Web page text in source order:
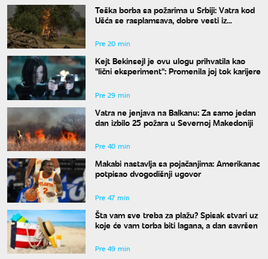
Teška borba sa požarima u Srbiji: Vatra kod
Ušća se rasplamsava, dobre vesti iz
Pre 20 min
Kejt Bekinsejl je ovu ulogu prihvatila kao
"lični eksperiment": Promenila joj tok karijere
Pre 29 min
Vatra ne jenjava na Balkanu: Za samo jedan
dan izbilo 25 požara u Severnoj Makedoniji
Pre 40 min
Makabi nastavlja sa pojačanjima: Amerikanac
potpisao dvogodišnji ugovor
Pre 47 min
Šta vam sve treba za plažu? Spisak stvari uz
koje će vam torba biti lagana, a dan savršen
Pre 49 min